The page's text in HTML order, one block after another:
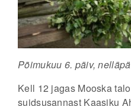
Põimukuu 6. päiv,
Kell 12 jagas Mooska
suidsusannast Kaasiku